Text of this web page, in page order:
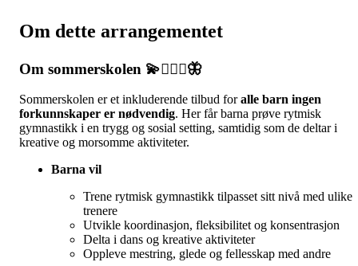
Om dette arrangementet
Om sommerskolen 💫🤸🏻‍♀️🦋
Sommerskolen er et inkluderende tilbud foralle barn ingen
forkunnskaper er nødvendig. Her får barna prøve rytmisk
gymnastikk i en trygg og sosial setting, samtidig som de deltar i
kreative og morsomme aktiviteter.
Barna vil
Trene rytmisk gymnastikk tilpasset sitt nivå med ulike
trenere
Utvikle koordinasjon, fleksibilitet og konsentrasjon
Delta i dans og kreative aktiviteter
Oppleve mestring, glede og fellesskap med andre